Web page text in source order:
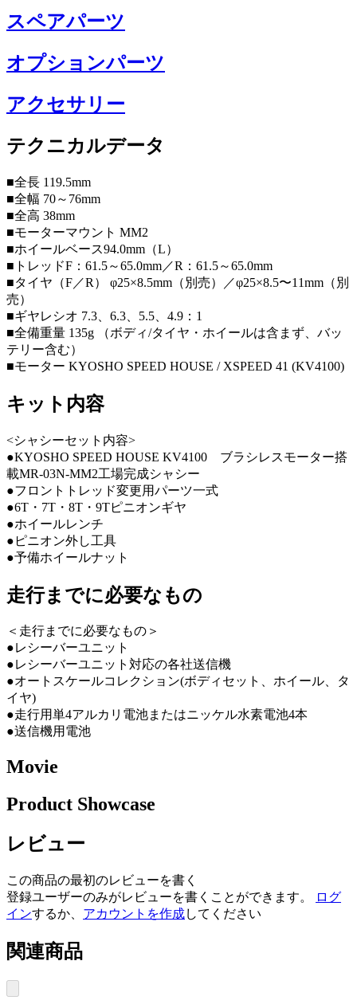
スペアパーツ
オプションパーツ
アクセサリー
テクニカルデータ
■全長 119.5mm
■全幅 70～76mm
■全高 38mm
■モーターマウント MM2
■ホイールベース94.0mm（L）
■トレッドF：61.5～65.0mm／R：61.5～65.0mm
■タイヤ（F／R） φ25×8.5mm（別売）／φ25×8.5〜11mm（別
売）
■ギヤレシオ 7.3、6.3、5.5、4.9：1
■全備重量 135g （ボディ/タイヤ・ホイールは含まず、バッ
テリー含む）
■モーター KYOSHO SPEED HOUSE / XSPEED 41 (KV4100)
キット内容
<シャシーセット内容>
●KYOSHO SPEED HOUSE KV4100 ブラシレスモーター搭
載MR-03N-MM2工場完成シャシー
●フロントトレッド変更用パーツ一式
●6T・7T・8T・9Tピニオンギヤ
●ホイールレンチ
●ピニオン外し工具
●予備ホイールナット
走行までに必要なもの
＜走行までに必要なもの＞
●レシーバーユニット
●レシーバーユニット対応の各社送信機
●オートスケールコレクション(ボディセット、ホイール、タ
イヤ)
●走行用単4アルカリ電池またはニッケル水素電池4本
●送信機用電池
Movie
Product Showcase
レビュー
この商品の最初のレビューを書く
登録ユーザーのみがレビューを書くことができます。
ログ
インするか、 アカウントを作成してください
関連商品